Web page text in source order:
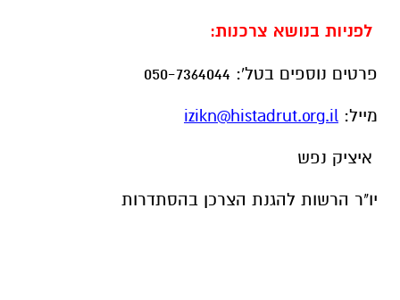
לפניות בנושא צרכנות:
פרטים נוספים בטל': 050-7364044
מייל: izikn@histadrut.org.il
איציק נפש
יו"ר הרשות להגנת הצרכן בהסתדרות